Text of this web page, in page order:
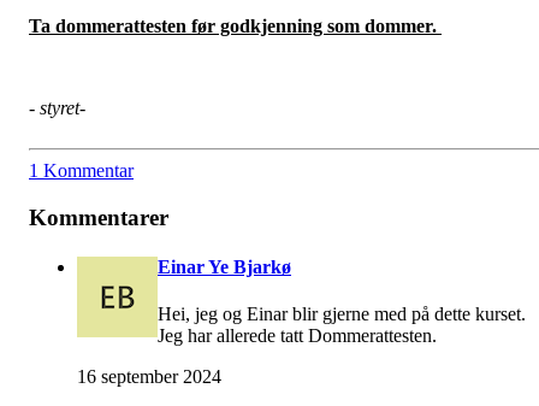
Ta dommerattesten før godkjenning som dommer.
- styret-
1 Kommentar
Kommentarer
Einar Ye Bjarkø
Hei, jeg og Einar blir gjerne med på dette kurset.
Jeg har allerede tatt Dommerattesten.
16 september 2024